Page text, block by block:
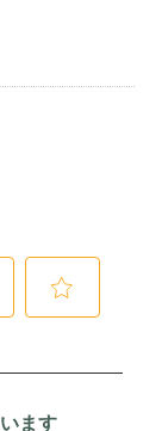
ます